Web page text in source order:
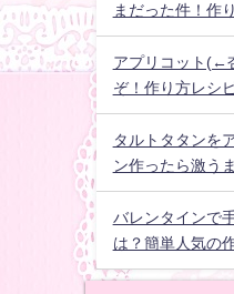
まだった件！作
アプリコット(←
ぞ！作り方レシ
タルトタタンを
ン作ったら激う
バレンタインで
は？簡単人気の